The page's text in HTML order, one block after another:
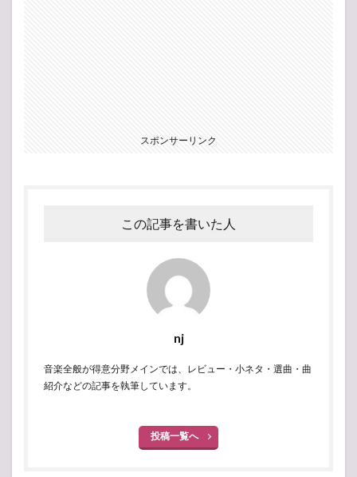
スポンサーリンク
この記事を書いた人
nj
音楽全般が得意分野メインでは、レビュー・小ネタ・選曲・曲
紹介などの記事を執筆しています。
投稿一覧へ